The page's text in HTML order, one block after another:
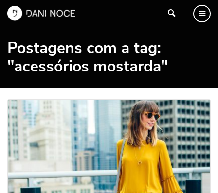
Postagens com a tag:
"acessórios mostarda"